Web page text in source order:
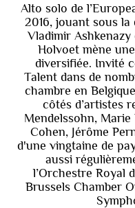
Alto solo de
2016, jouant sous
Vladimir
Holvoet mène
diversifiée. Invité
Talent dans de
chambre en
côtés d’artistes
Mendelssohn, Marie
Cohen, Jérôme
d'une vingtaine de
aussi
l’Orchestre Royal
Brussels Chamber